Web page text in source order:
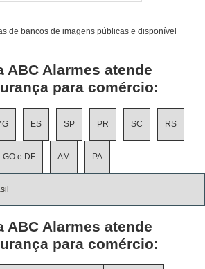
de bancos de imagens públicas e disponível
ABC Alarmes atende
para comércio:
ES SP PR SC RS
GO e DF AM PA
ABC Alarmes atende
para comércio: